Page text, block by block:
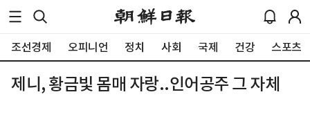
조선경제 오피니언 정치 사회 국제 건강 스포츠
제니, 황금빛 몸매 자랑..인어공주 그 자체